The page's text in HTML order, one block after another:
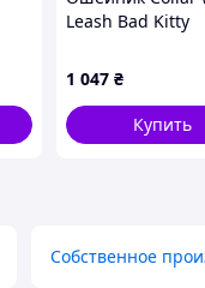
Leash Bad Kitty
1 047 ₴
Купить
Собственное